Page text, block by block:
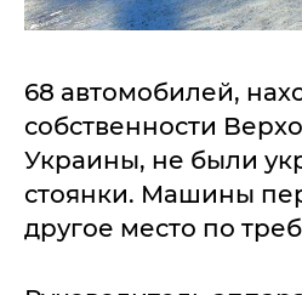
68 автомобилей,
собственности
Украины, не были
стоянки. Машины
другое место по